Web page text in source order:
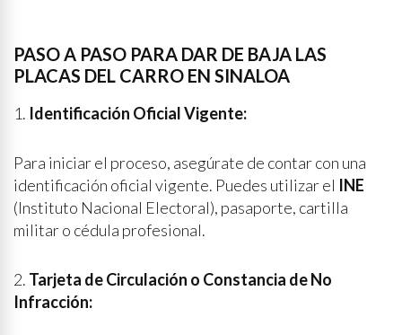
PASO A PASO PARA DAR DE BAJA LAS
PLACAS DEL CARRO EN SINALOA
1. Identificación Oficial Vigente:
Para iniciar el proceso, asegúrate de contar con una
identificación oficial vigente. Puedes utilizar el INE
(Instituto Nacional Electoral), pasaporte, cartilla
militar o cédula profesional.
2. Tarjeta de Circulación o Constancia de No
Infracción: